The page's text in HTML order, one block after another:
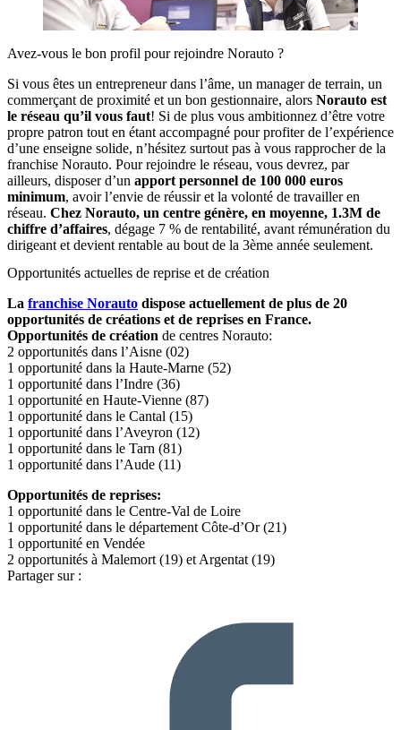
Avez-vous le bon profil pour rejoindre Norauto ?
Si vous êtes un entrepreneur dans l’âme, un manager de terrain, un
commerçant de proximité et un bon gestionnaire, alors Norauto est
le réseau qu’il vous faut! Si de plus vous ambitionnez d’être votre
propre patron tout en étant accompagné pour profiter de l’expérience
d’une enseigne solide, n’hésitez surtout pas à vous rapprocher de la
franchise Norauto. Pour rejoindre le réseau, vous devrez, par
ailleurs, disposer d’un apport personnel de 100 000 euros
minimum, avoir l’envie de réussir et la volonté de travailler en
réseau. Chez Norauto, un centre génère, en moyenne, 1.3M de
chiffre d’affaires, dégage 7 % de rentabilité, avant rémunération du
dirigeant et devient rentable au bout de la 3ème année seulement.
Opportunités actuelles de reprise et de création
La franchise Norauto dispose actuellement de plus de 20
opportunités de créations et de reprises en France.
Opportunités de création de centres Norauto:
2 opportunités dans l’Aisne (02)
1 opportunité dans la Haute-Marne (52)
1 opportunité dans l’Indre (36)
1 opportunité en Haute-Vienne (87)
1 opportunité dans le Cantal (15)
1 opportunité dans l’Aveyron (12)
1 opportunité dans le Tarn (81)
1 opportunité dans l’Aude (11)
Opportunités de reprises:
1 opportunité dans le Centre-Val de Loire
1 opportunité dans le département Côte-d’Or (21)
1 opportunité en Vendée
2 opportunités à Malemort (19) et Argentat (19)
Partager sur :